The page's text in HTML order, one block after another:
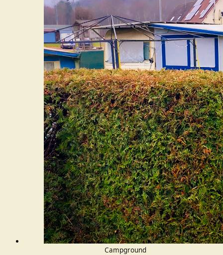
Campground